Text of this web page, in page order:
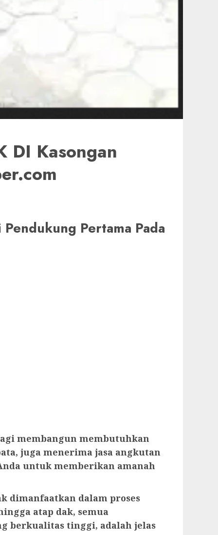
DI Kasongan
Pertama Pada
membangun membutuhkan
juga menerima jasa angkutan
untuk memberikan amanah
dimanfaatkan dalam proses
atap dak, semua
berkualitas tinggi, adalah jelas